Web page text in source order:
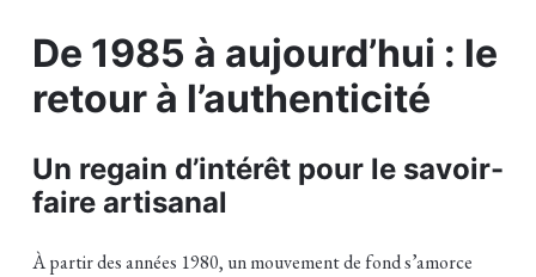
De 1985 à aujourd’hui : le
retour à l’authenticité
Un regain d’intérêt pour le savoir-
faire artisanal
À partir des années 1980, un mouvement de fond s’amorce